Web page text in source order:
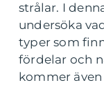
strålar. I
undersöka
typer som
fördelar och
kommer